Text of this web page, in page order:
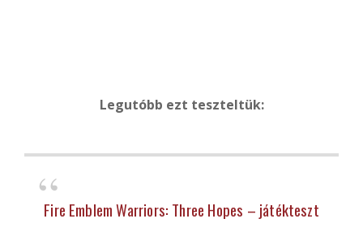
Legutóbb ezt teszteltük:
Fire Emblem Warriors: Three Hopes – játékteszt